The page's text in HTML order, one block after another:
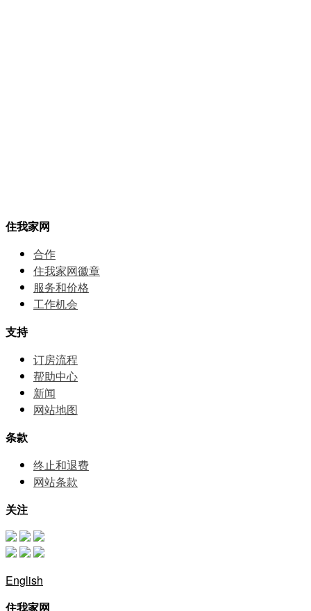
住我家网
合作
住我家网徽章
服务和价格
⼯作机会
支持
订房流程
帮助中⼼
新闻
网站地图
条款
终止和退费
网站条款
关注
English
住我家网